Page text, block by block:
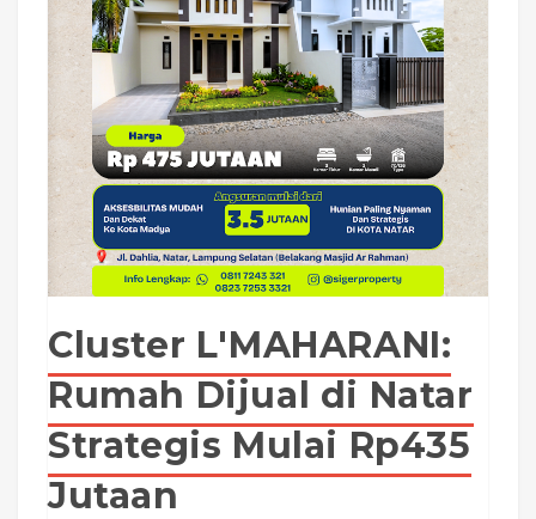
Cluster L'MAHARANI:
Rumah Dijual di Natar
Strategis Mulai Rp435
Jutaan